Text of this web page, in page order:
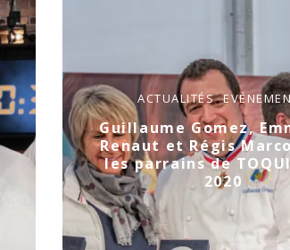
ACTUALITÉS
Guillaume Gomez,
Renaut et Régis
les parrains de
2020